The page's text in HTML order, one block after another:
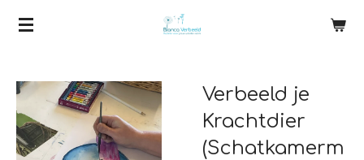
Ga
de
hoofdinhoud
Verbeeld je
Krachtdier
(Schatkamerm